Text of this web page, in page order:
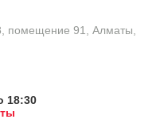
помещение 91, Алматы,
18:30